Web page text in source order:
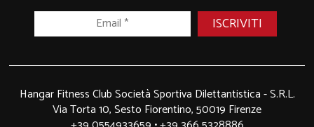
Hangar Fitness Club Società Sportiva Dilettantistica - S.R.L.
Via Torta 10, Sesto Fiorentino, 50019 Firenze